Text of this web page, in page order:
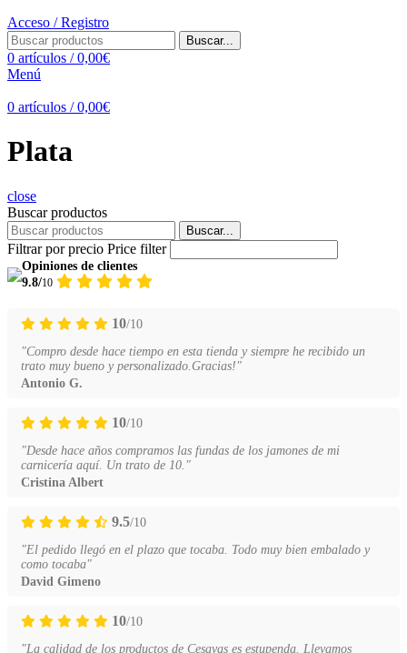
Acceso / Registro
Buscar...
0 artículos / 0,00€
Menú
0 artículos / 0,00€
Plata
close
Buscar productos
Buscar...
Filtrar por precio Price filter
Opiniones de clientes
9.8/10
10/10
"Compro desde hace tiempo en esta tienda y siempre he recibido un
trato muy bueno y personalizado.Gracias!"
Antonio G.
10/10
"Desde hace años compramos las fundas de los jamones de mi
carnicería aquí. Un trato de 10."
Cristina Albert
9.5/10
"El pedido llegó en el plazo que tocaba. Todo muy bien embalado y
como tocaba"
David Gimeno
10/10
"La calidad de los productos de Cesavas es estupenda. Llevamos